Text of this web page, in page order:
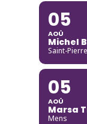
05
AOÛ
Michel
Saint-
05
AOÛ
Marsa
Mens